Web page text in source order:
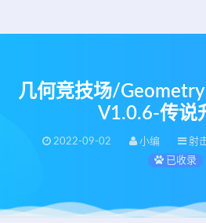
几何竞技场/
V1.0.6-传说
2022-09-02 小编 射
已收录